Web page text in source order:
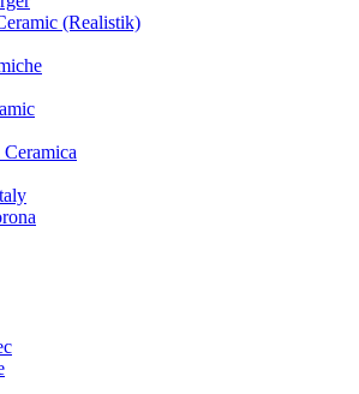
(Realistik)